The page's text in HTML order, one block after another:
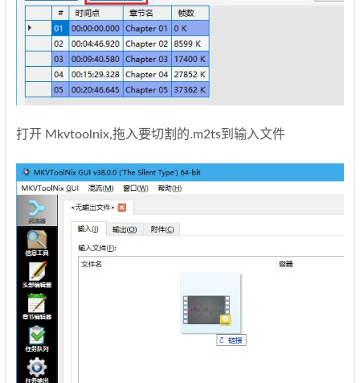
打开 Mkvtoolnix,拖入要切割的.m2ts到输入文件